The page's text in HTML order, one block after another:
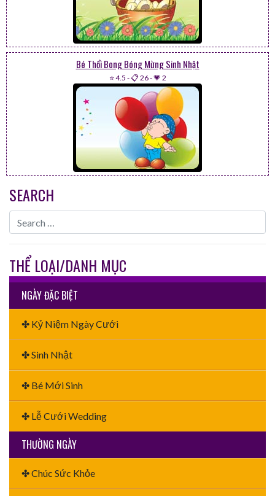
Bé Thổi Bong Bóng Mừng Sinh Nhật
⭐ 4.5 -📋 26-💗 2
SEARCH
THỂ LOẠI/DANH MỤC
NGÀY ĐẶC BIỆT
✤ Kỷ Niệm Ngày Cưới
✤ Sinh Nhật
✤ Bé Mới Sinh
✤ Lễ Cưới Wedding
THƯỜNG NGÀY
✤ Chúc Sức Khỏe